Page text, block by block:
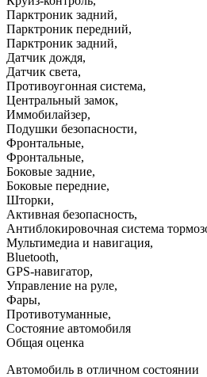
Парктроник задний,
Парктроник передний,
Парктроник задний,
Датчик дождя,
Датчик света,
Противоугонная система,
Центральный замок,
Иммобилайзер,
Подушки безопасности,
Фронтальные,
Фронтальные,
Боковые задние,
Боковые передние,
Шторки,
Активная безопасность,
Антиблокировочная система
Мультимедиа и навигация,
Bluetooth,
GPS-навигатор,
Управление на руле,
Фары,
Противотуманные,
Состояние автомобиля
Общая оценка
Автомобиль в отличном состоянии